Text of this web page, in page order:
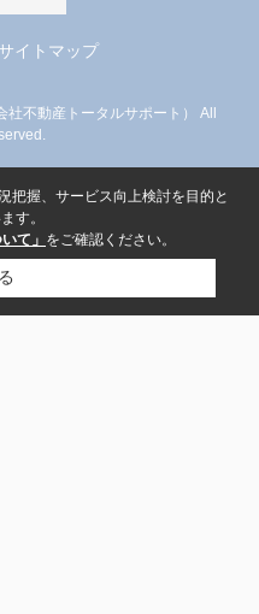
イトマップ
社不動産トータルサポート） All
把握、サービス向上検討を目的と
す。
て」 をご確認ください。